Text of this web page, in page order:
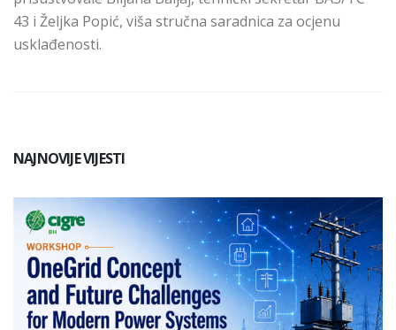
43 i Željka Popić, viša stručna saradnica za ocjenu
usklađenosti.
NAJNOVIJE VIJESTI